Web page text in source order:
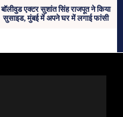
बॉलीवुड एक्टर सुशांत सिंह राजपूत ने किया
सुसाइड, मुंबई में अपने घर में लगाई फांसी